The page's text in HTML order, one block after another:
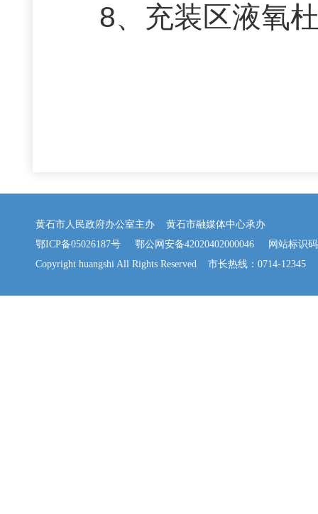
8、充装区液氧
黄石市人民政府办公室主办 黄石市融媒体中心承办
鄂ICP备05026187号
鄂公网安备42020402000046 网站标识码
Copyright huangshi All Rights Reserved 市长热线：0714-12345